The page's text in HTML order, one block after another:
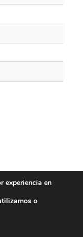
Designer |
experiencia en
o